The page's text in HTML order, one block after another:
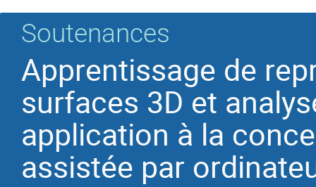
Soutenances
Apprentissage de
surfaces 3D et
application à la
assistée par